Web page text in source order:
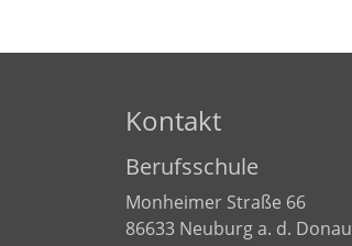
Kontakt
Berufsschule
Monheimer Straße 66
86633 Neuburg a. d. Donau